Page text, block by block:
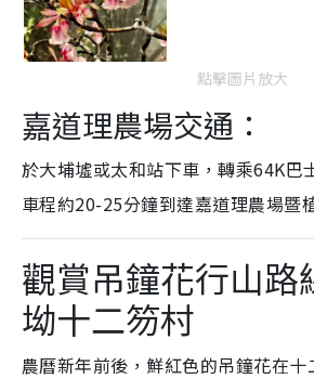
點擊圖片放大
嘉道理農場交通：
於大埔墟或太和站下車，轉乘64K巴
車程約20-25分鐘到達嘉道理農場暨
觀賞吊鐘花行山路
坳十二笏村
農曆新年前後，鮮紅色的吊鐘花在